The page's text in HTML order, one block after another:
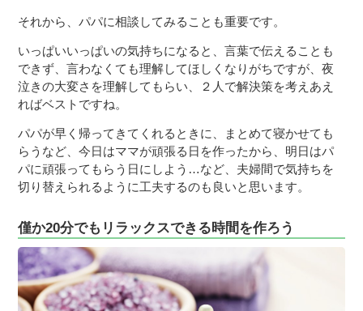
それから、パパに相談してみることも重要です。
いっぱいいっぱいの気持ちになると、言葉で伝えることも
できず、言わなくても理解してほしくなりがちですが、夜
泣きの大変さを理解してもらい、２人で解決策を考えあえ
ればベストですね。
パパが早く帰ってきてくれるときに、まとめて寝かせても
らうなど、今日はママが頑張る日を作ったから、明日はパ
パに頑張ってもらう日にしよう…など、夫婦間で気持ちを
切り替えられるように工夫するのも良いと思います。
僅か20分でもリラックスできる時間を作ろう